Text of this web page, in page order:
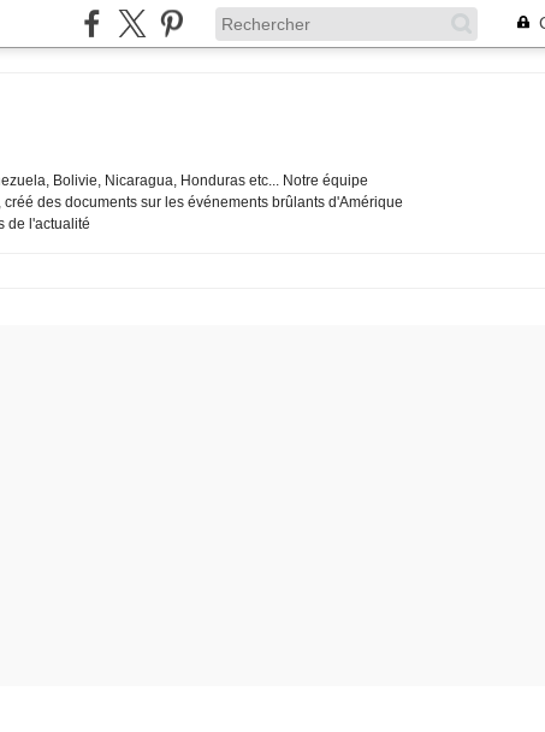
Bolivie, Nicaragua, Honduras etc... Notre équipe
des documents sur les événements brûlants d'Amérique
de l'actualité